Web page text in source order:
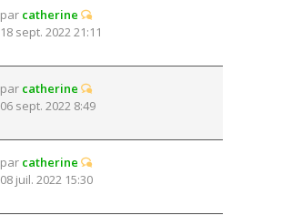
par catherine
18 sept. 2022 21:11
par catherine
06 sept. 2022 8:49
par catherine
08 juil. 2022 15:30